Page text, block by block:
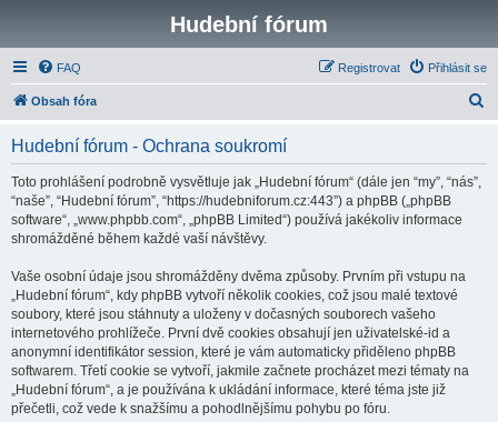
Hudební fórum
FAQ Přihlásit se
Registrovat
Obsah fóra
Hudební fórum - Ochrana soukromí
Toto prohlášení podrobně vysvětluje jak „Hudební fórum“ (dále jen “my”, “nás”,
“naše”, “Hudební fórum”, “https://hudebniforum.cz:443”) a phpBB („phpBB
software“, „www.phpbb.com“, „phpBB Limited“) používá jakékoliv informace
shromážděné během každé vaší návštěvy.
Vaše osobní údaje jsou shromážděny dvěma způsoby. Prvním při vstupu na
„Hudební fórum“, kdy phpBB vytvoří několik cookies, což jsou malé textové
soubory, které jsou stáhnuty a uloženy v dočasných souborech vašeho
internetového prohlížeče. První dvě cookies obsahují jen uživatelské-id a
anonymní identifikátor session, které je vám automaticky přiděleno phpBB
softwarem. Třetí cookie se vytvoří, jakmile začnete procházet mezi tématy na
„Hudební fórum“, a je používána k ukládání informace, které téma jste již
přečetli, což vede k snažšímu a pohodlnějšímu pohybu po fóru.